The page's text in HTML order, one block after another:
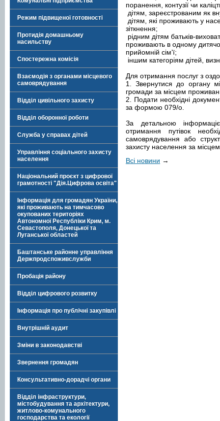
Режим підвищеної готовності
Протидія домашньому
насильству
Спостережна комісія
Взаємодія з органами місцевого
самоврядування
Відділ цивільного захисту
Відділ оборонної роботи
Служба у справах дітей
Управління соціального захисту
населення
Національний проєкт з цифрової
грамотності "Дія.Цифрова освіта"
Інформація для громадян України,
які проживають на тимчасово
окупованих територіях
Автономної Республіки Крим, м.
Севастополя, Донецької та
Луганської областей
Баштанське районне управління
Держпродспоживслужби
Пробація району
Відділ цифрового розвитку
Інформація про публічні закупівлі
Внутрішній аудит
Зміни в законодавстві
Звернення громадян
Консультативно-дорадчі органи
Відділ інфраструктури,
містобудування та архітектури,
житлово-комунального
господарства та екології
поранення, контузії чи
дітям, зареєстрованим як
дітям, які проживають у
зіткнення;
рідним дітям батьків-
проживають в одному
прийомній сім’ї;
іншим категоріям дітей,
Для отримання послуг з
1. Звернутися до органу
громади за місцем
2. Подати необхідні
за формою 079/о.
За детальною
отримання путівок
самоврядування або
захисту населення за
Всі новини →